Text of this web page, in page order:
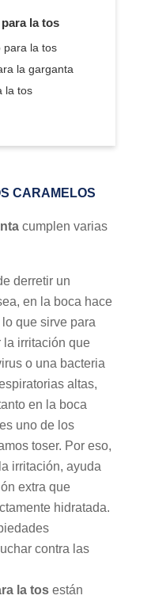
la tos
para la tos
la garganta
la tos
CARAMELOS
cumplen varias
derretir un
en la boca hace
que sirve para
la irritación que
o una bacteria
altas,
en la boca
uno de los
toser. Por eso,
irritación, ayuda
extra que
hidratada.
contra las
la tosestán